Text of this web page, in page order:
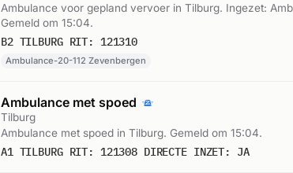
Ambulance voor gepland vervoer in Tilburg. Ingezet:
Gemeld om 15:04.
B2 TILBURG RIT: 121310
Ambulance-20-112 Zevenbergen
Ambulance met spoed
Tilburg
Ambulance met spoed in Tilburg. Gemeld om 15:04.
A1 TILBURG RIT: 121308 DIRECTE INZET: JA